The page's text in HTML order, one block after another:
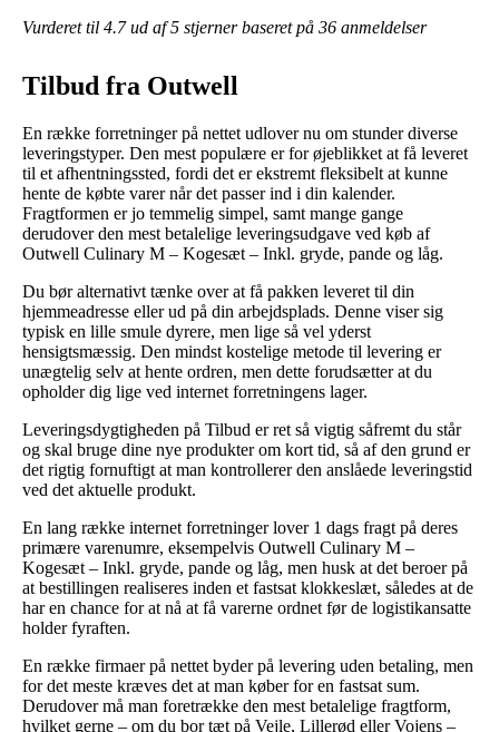
Vurderet til 4.7ud af 5 stjerner baseret på 36 anmeldelser
Tilbud fra Outwell
En række forretninger på nettet udlover nu om stunder diverse
leveringstyper. Den mest populære er for øjeblikket at få leveret
til et afhentningssted, fordi det er ekstremt fleksibelt at kunne
hente de købte varer når det passer ind i din kalender.
Fragtformen er jo temmelig simpel, samt mange gange
derudover den mest betalelige leveringsudgave ved køb af
Outwell Culinary M – Kogesæt – Inkl. gryde, pande og låg.
Du bør alternativt tænke over at få pakken leveret til din
hjemmeadresse eller ud på din arbejdsplads. Denne viser sig
typisk en lille smule dyrere, men lige så vel yderst
hensigtsmæssig. Den mindst kostelige metode til levering er
unægtelig selv at hente ordren, men dette forudsætter at du
opholder dig lige ved internet forretningens lager.
Leveringsdygtigheden på Tilbud er ret så vigtig såfremt du står
og skal bruge dine nye produkter om kort tid, så af den grund er
det rigtig fornuftigt at man kontrollerer den anslåede leveringstid
ved det aktuelle produkt.
En lang række internet forretninger lover 1 dags fragt på deres
primære varenumre, eksempelvis Outwell Culinary M –
Kogesæt – Inkl. gryde, pande og låg, men husk at det beroer på
at bestillingen realiseres inden et fastsat klokkeslæt, således at de
har en chance for at nå at få varerne ordnet før de logistikansatte
holder fyraften.
En række firmaer på nettet byder på levering uden betaling, men
for det meste kræves det at man køber for en fastsat sum.
Derudover må man foretrække den mest betalelige fragtform,
hvilket gerne – om du bor tæt på Vejle, Lillerød eller Vojens –